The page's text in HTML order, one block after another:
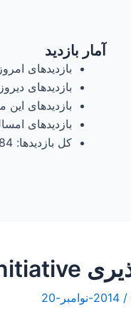
آمار بازدید
بازدیدهای
بازدیدهای
بازدیدهای این
بازدیدهای
کل بازدیدها:
/ 2014-نوامبر-20